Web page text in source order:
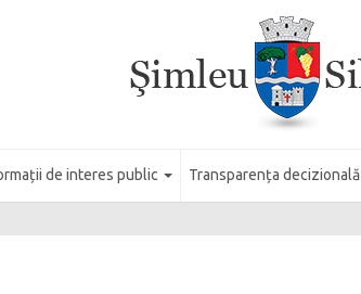
de interes public Transparența decizională